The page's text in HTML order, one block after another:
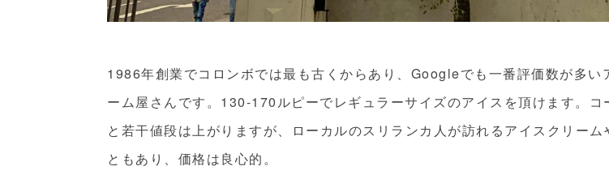
1986年創業でコロンボでは最も古くからあり、Googleでも一番評価数が多い
ーム屋さんです。130-170ルピーでレギュラーサイズのアイスを頂けます。コ
と若干値段は上がりますが、ローカルのスリランカ人が訪れるアイスクリーム
ともあり、価格は良心的。